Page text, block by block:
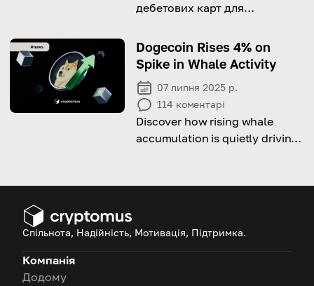
дебетових карт для
Dogecoin Rises 4% on
Spike in Whale Activity
07 липня 2025 р.
114 коментарі
Discover how rising whale
accumulation is quietly driving
Спільнота, Надійність, Мотивація, Підтримка.
Компанія
Додому